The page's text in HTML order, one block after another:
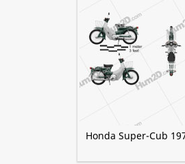
Honda Super-Cub